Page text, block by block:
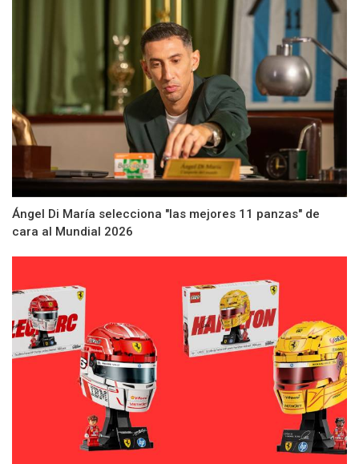
Ángel Di María selecciona "las mejores 11 panzas" de
cara al Mundial 2026